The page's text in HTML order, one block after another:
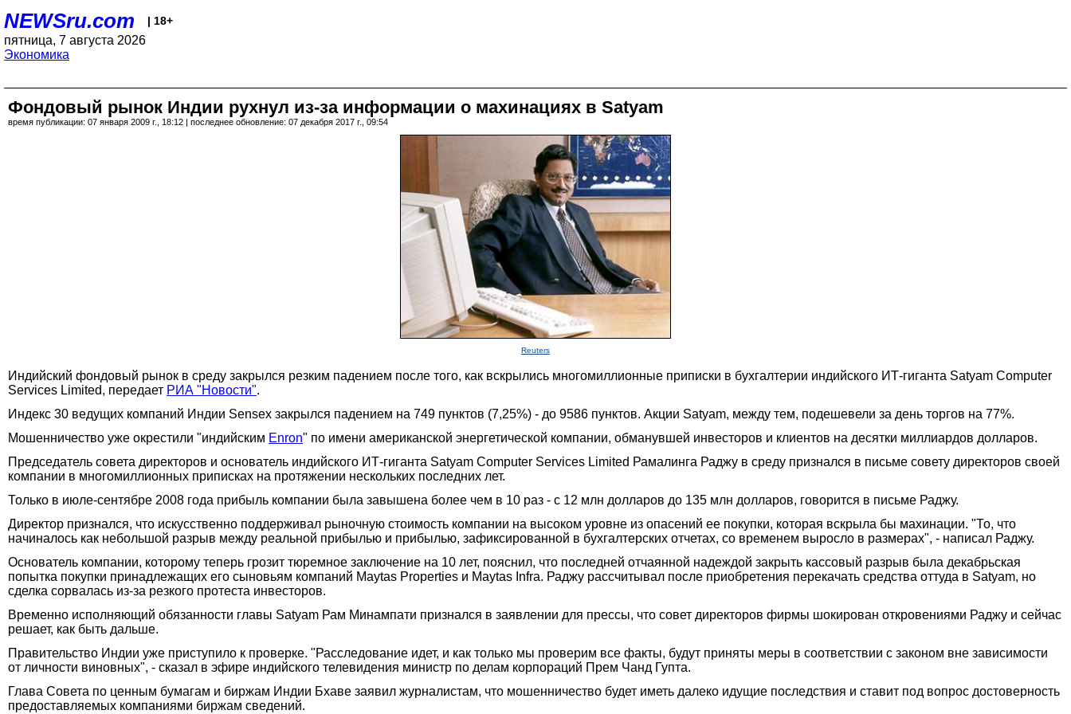
NEWSru.com | 18+
пятница, 7 августа 2026
Экономика
Фондовый рынок Индии рухнул из-за информации о махинациях в Satyam
время публикации: 07 января 2009 г., 18:12 | последнее обновление: 07 декабря 2017 г., 09:54
Reuters
Индийский фондовый рынок в среду закрылся резким падением после того, как вскрылись многомиллионные приписки в бухгалтерии индийского ИТ-гиганта Satyam Computer
Services Limited, передает РИА "Новости".
Индекс 30 ведущих компаний Индии Sensex закрылся падением на 749 пунктов (7,25%) - до 9586 пунктов. Акции Satyam, между тем, подешевели за день торгов на 77%.
Мошенничество уже окрестили "индийским Enron" по имени американской энергетической компании, обманувшей инвесторов и клиентов на десятки миллиардов долларов.
Председатель совета директоров и основатель индийского ИТ-гиганта Satyam Computer Services Limited Рамалинга Раджу в среду признался в письме совету директоров своей
компании в многомиллионных приписках на протяжении нескольких последних лет.
Только в июле-сентябре 2008 года прибыль компании была завышена более чем в 10 раз - с 12 млн долларов до 135 млн долларов, говорится в письме Раджу.
Директор признался, что искусственно поддерживал рыночную стоимость компании на высоком уровне из опасений ее покупки, которая вскрыла бы махинации. "То, что
начиналось как небольшой разрыв между реальной прибылью и прибылью, зафиксированной в бухгалтерских отчетах, со временем выросло в размерах", - написал Раджу.
Основатель компании, которому теперь грозит тюремное заключение на 10 лет, пояснил, что последней отчаянной надеждой закрыть кассовый разрыв была декабрьская
попытка покупки принадлежащих его сыновьям компаний Maytas Properties и Maytas Infra. Раджу рассчитывал после приобретения перекачать средства оттуда в Satyam, но
сделка сорвалась из-за резкого протеста инвесторов.
Временно исполняющий обязанности главы Satyam Рам Минампати признался в заявлении для прессы, что совет директоров фирмы шокирован откровениями Раджу и сейчас
решает, как быть дальше.
Правительство Индии уже приступило к проверке. "Расследование идет, и как только мы проверим все факты, будут приняты меры в соответствии с законом вне зависимости
от личности виновных", - сказал в эфире индийского телевидения министр по делам корпораций Прем Чанд Гупта.
Глава Совета по ценным бумагам и биржам Индии Бхаве заявил журналистам, что мошенничество будет иметь далеко идущие последствия и ставит под вопрос достоверность
предоставляемых компаниями биржам сведений.